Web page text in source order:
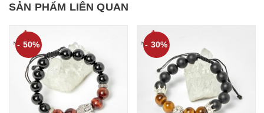
SẢN PHẨM LIÊN QUAN
- 50% - 30%